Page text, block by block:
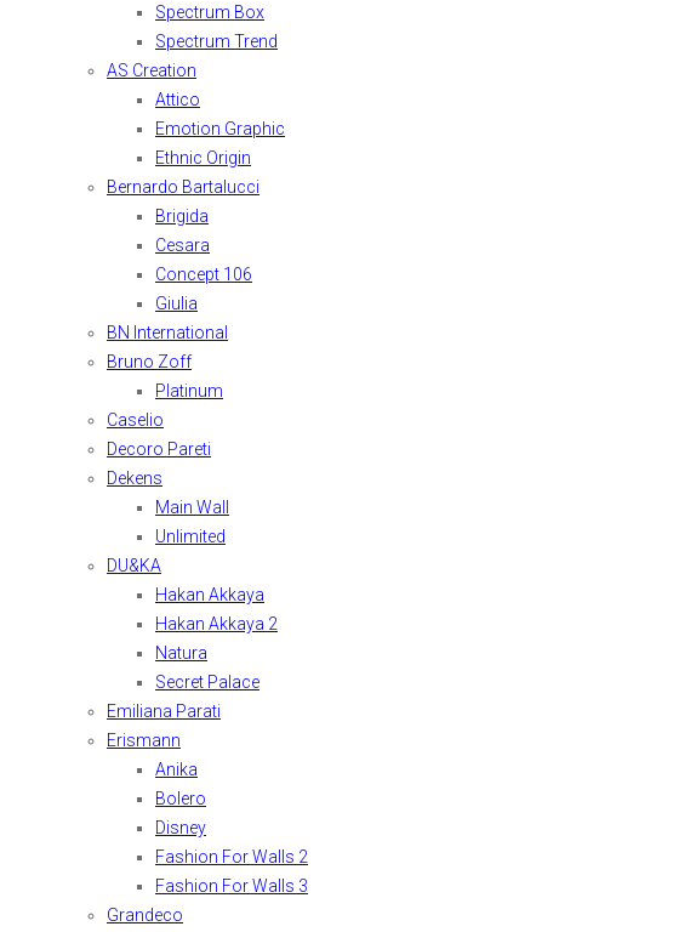
Spectrum Box
Spectrum Trend
AS Creation
Attico
Emotion Graphic
Ethnic Origin
Bernardo Bartalucci
Brigida
Cesara
Concept 106
Giulia
BN International
Bruno Zoff
Platinum
Caselio
Decoro Pareti
Dekens
Main Wall
Unlimited
DU&KA
Hakan Akkaya
Hakan Akkaya 2
Natura
Secret Palace
Emiliana Parati
Erismann
Anika
Bolero
Disney
Fashion For Walls 2
Fashion For Walls 3
Grandeco